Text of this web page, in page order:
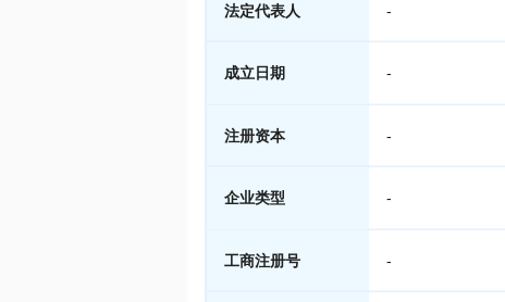
法定代表人 -
成立日期 -
注册资本 -
企业类型 -
工商注册号 -